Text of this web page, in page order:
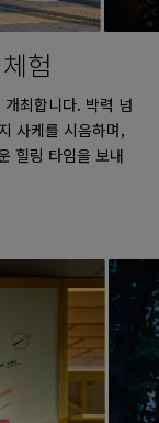
험
최합니다. 박력 넘
사케를 시음하며,
힐링 타임을 보내